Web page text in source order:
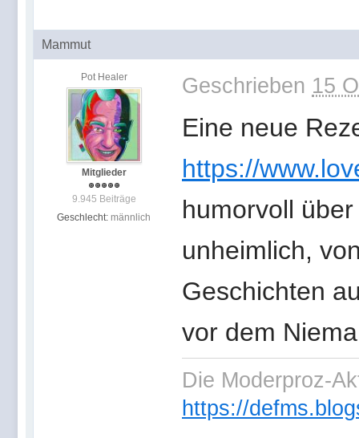
Mammut
Pot Healer
Mitglieder
9.945 Beiträge
Geschlecht: männlich
Geschrieben 15
Eine neue
https://
humorvoll
unheimlich,
Geschichten
vor dem
Die Moderproz-
https://